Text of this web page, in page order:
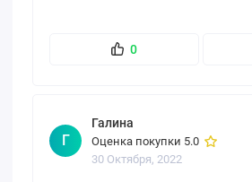
0
Г
Галина
Оценка покупки 5.0
30 Октября, 2022